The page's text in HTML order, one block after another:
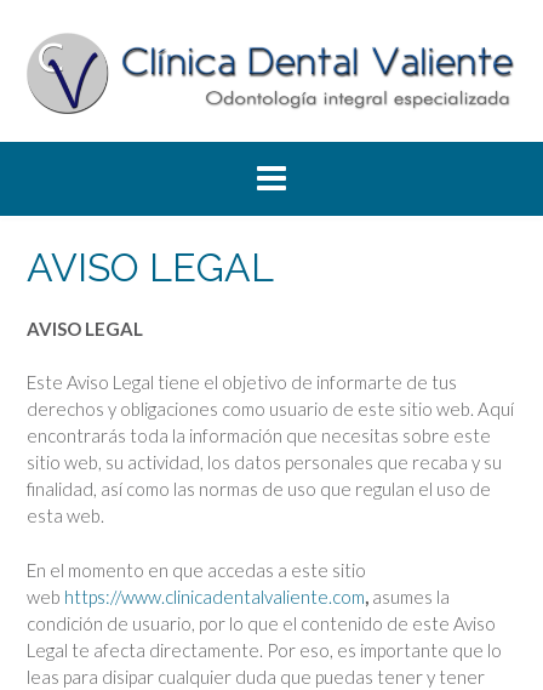
contenido
AVISO LEGAL
AVISO LEGAL
Este Aviso Legal tiene el objetivo de informarte de tus
derechos y obligaciones como usuario de este sitio web. Aquí
encontrarás toda la información que necesitas sobre este
sitio web, su actividad, los datos personales que recaba y su
finalidad, así como las normas de uso que regulan el uso de
esta web.
En el momento en que accedas a este sitio
web https://www.clinicadentalvaliente.com, asumes la
condición de usuario, por lo que el contenido de este Aviso
Legal te afecta directamente. Por eso, es importante que lo
leas para disipar cualquier duda que puedas tener y tener